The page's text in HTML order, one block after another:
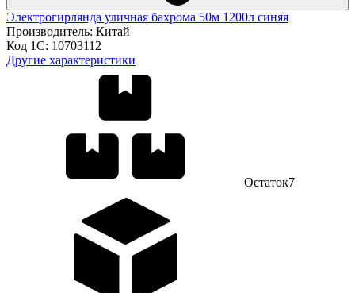
Электрогирлянда уличная бахрома 50м 1200л синяя
Производитель: Китай
Код 1С: 10703112
Другие характеристики
Остаток7